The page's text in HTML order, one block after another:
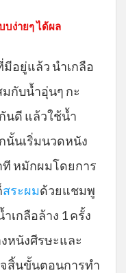
บง่ายๆ ได้ผล
อยู่แล้ว นำเกลือ
กับน้ำอุ่นๆ กะ
นดี แล้วใช้น้ำ
นั้นเริ่มนวดหนัง
ที หมักผมโดยการ
สระผมด้วยแชมพู
เกลือล้าง 1 ครั้ง
หนังศีรษะและ
สิ้นขั้นตอนการทำ